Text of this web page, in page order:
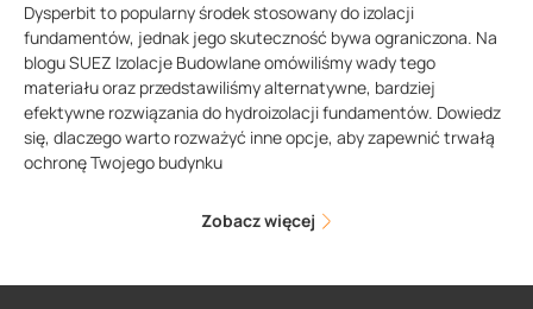
Dysperbit to popularny środek stosowany do izolacji
fundamentów, jednak jego skuteczność bywa ograniczona. Na
blogu SUEZ Izolacje Budowlane omówiliśmy wady tego
materiału oraz przedstawiliśmy alternatywne, bardziej
efektywne rozwiązania do hydroizolacji fundamentów. Dowiedz
się, dlaczego warto rozważyć inne opcje, aby zapewnić trwałą
ochronę Twojego budynku
Zobacz więcej